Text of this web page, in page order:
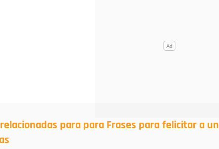
para para Frases para felicitar a un